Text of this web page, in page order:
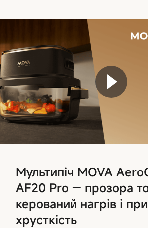
Мультипіч MOVA
AF20 Pro — прозора
керований нагрів і
хрусткість